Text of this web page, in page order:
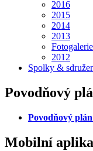
2016
2015
2014
2013
2012
Spolky &
Povodňový
Povodňový
Mobilní